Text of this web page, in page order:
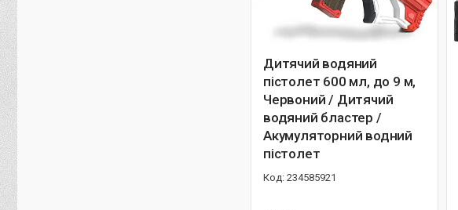
Дитячий водяний
пістолет 600 мл, до 9 м,
Червоний / Дитячий
водяний бластер /
Акумуляторний водний
пістолет
234585921